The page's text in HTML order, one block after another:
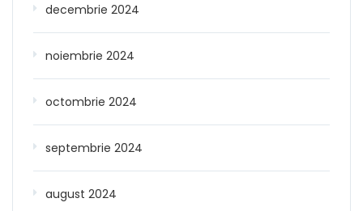
decembrie 2024
noiembrie 2024
octombrie 2024
septembrie 2024
august 2024